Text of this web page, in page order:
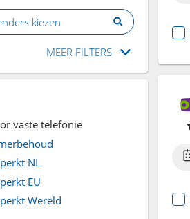
kiezen
MEER FILTERS
vaste telefonie
NL
EU
Wereld